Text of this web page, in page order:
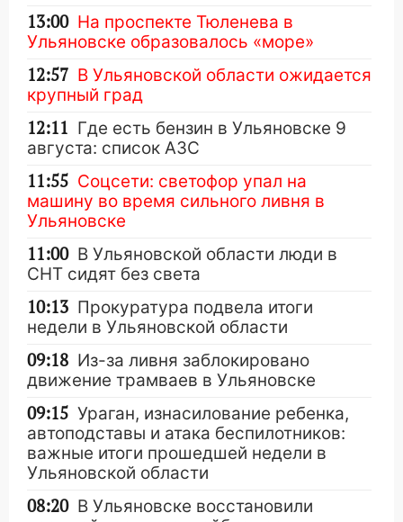
13:00 На проспекте Тюленева в
Ульяновске образовалось «море»
12:57 В Ульяновской области ожидается
крупный град
12:11 Где есть бензин в Ульяновске 9
августа: список АЗС
11:55 Соцсети: светофор упал на
машину во время сильного ливня в
Ульяновске
11:00 В Ульяновской области люди в
СНТ сидят без света
10:13 Прокуратура подвела итоги
недели в Ульяновской области
09:18 Из-за ливня заблокировано
движение трамваев в Ульяновске
09:15 Ураган, изнасилование ребенка,
автоподставы и атака беспилотников:
важные итоги прошедшей недели в
Ульяновской области
08:20 В Ульяновске восстановили